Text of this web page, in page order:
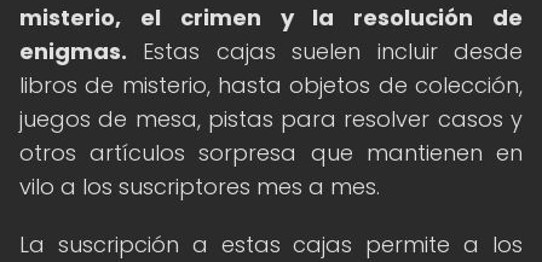
misterio, el crimen y la resolución de
enigmas. Estas cajas suelen incluir desde
libros de misterio, hasta objetos de colección,
juegos de mesa, pistas para resolver casos y
otros artículos sorpresa que mantienen en
vilo a los suscriptores mes a mes.
La suscripción a estas cajas permite a los